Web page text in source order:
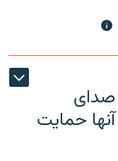
صدای
حمایت